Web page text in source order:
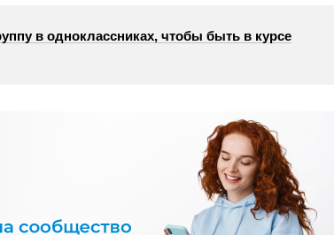
в одноклассниках, чтобы быть в курсе